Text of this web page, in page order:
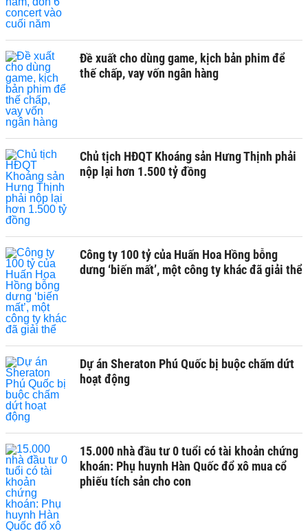
Đề xuất cho dùng game, kịch bản phim để
thế chấp, vay vốn ngân hàng
Chủ tịch HĐQT Khoáng sản Hưng Thịnh phải
nộp lại hơn 1.500 tỷ đồng
Công ty 100 tỷ của Huấn Hoa Hồng bỗng
dưng ‘biến mất’, một công ty khác đã giải thể
Dự án Sheraton Phú Quốc bị buộc chấm dứt
hoạt động
15.000 nhà đầu tư 0 tuổi có tài khoản chứng
khoán: Phụ huynh Hàn Quốc đổ xô mua cổ
phiếu tích sản cho con